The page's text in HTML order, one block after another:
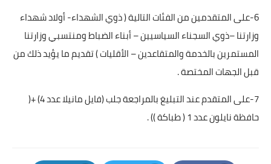
6-على المتقدمين من الفئات التالية ( ذوي الشهداء- أولاد شهداء
وزارتنا –ذوي السجناء السياسيين – أبناء الضباط ومنتسبي وزارتنا
المستمرين بالخدمة والمتقاعدين – الأقليات ) تقديم ما يؤيد ذلك من
قبل الجهات المختصة .
7-على المتقدم عند التبليغ بالمراجعة جلب (فايل مانيلا عدد 4) +(
حافظة نايلون عدد 1 ( طباكة )) .